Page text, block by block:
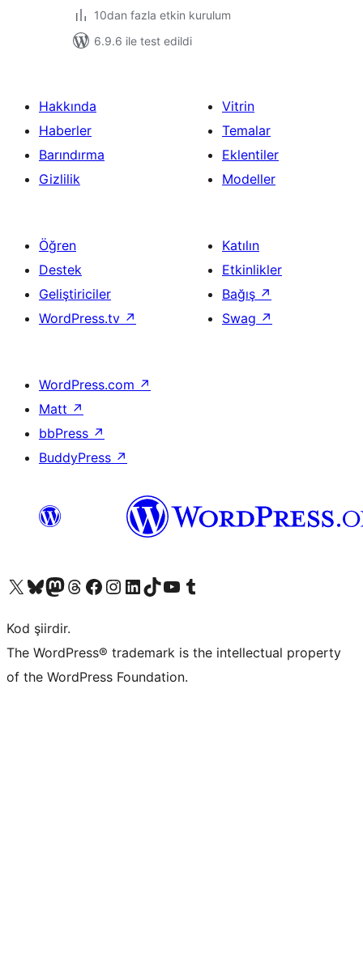
10dan fazla etkin kurulum
6.9.6 ile test edildi
Hakkında
Haberler
Barındırma
Gizlilik
Vitrin
Temalar
Eklentiler
Modeller
Öğren
Destek
Geliştiriciler
WordPress.tv ↗
Katılın
Etkinlikler
Bağış ↗
Swag ↗
WordPress.com ↗
Matt ↗
bbPress ↗
BuddyPress ↗
X (eski Twitter) hesabımıza bakın
Bluesky hesabımızı ziyaret edinMastodon hesabımızı ziyaret edinThreads hesabımızı ziyaret edinFacebook sayfamızı ziyaret edinInstagram hesabımızı ziyaret edinLinkedIn hesabımızı ziyaret edinTikTok hesabımızı ziyaret edinYouTube kanalımızı ziyaret edinTumblr hesabımızı ziyaret edin
Kod şiirdir.
The WordPress® trademark is the intellectual property
of the WordPress Foundation.